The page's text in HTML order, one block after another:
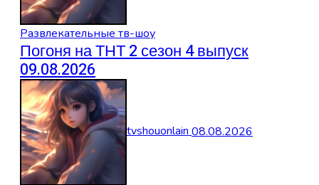
Развлекательные тв-шоу
Погоня на ТНТ 2 сезон 4 выпуск
09.08.2026
tvshouonlain08.08.2026